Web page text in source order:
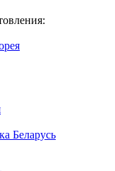
Беларусь